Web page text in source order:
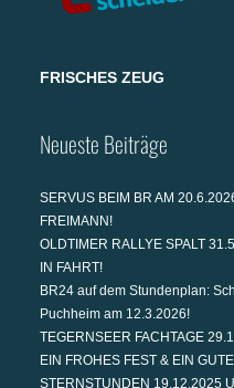
FRISCHES ZEUG
Neueste Beiträge
SERVUS BEIM BR AM
FREIMANN!
OLDTIMER RALLYE SPALT
IN FAHRT!
BR24 auf dem Stundenplan:
Puchheim am 12.3.2026!
TEGERNSEER FACHTAGE
EIN FROHES FEST & EIN
STERNSTUNDEN 19.12.2025